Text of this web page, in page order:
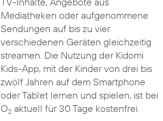
Mediatheken oder aufgenommene
Sendungen auf bis zu vier
verschiedenen Geräten gleichzeitig
streamen. Die Nutzung der Kidomi
Kids-App, mit der Kinder von drei bis
zwölf Jahren auf dem Smartphone
oder Tablet lernen und spielen, ist bei
O2aktuell für 30 Tage kostenfrei.